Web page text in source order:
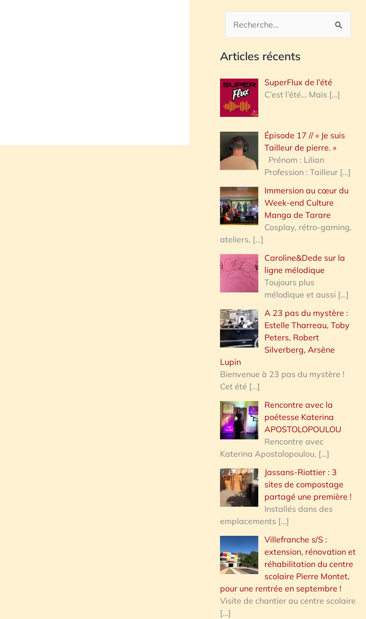
c
h
r
h
e
:
Articles récents
SuperFlux de l’été
C’est l’été… Mais […]
Épisode 17 // « Je suis
Tailleur de pierre. »
Prénom : Lilian
Profession : Tailleur […]
Immersion au cœur du
Week-end Culture
Manga de Tarare
Cosplay, rétro-gaming,
ateliers, […]
Caroline&Dede sur la
ligne mélodique
Toujours plus
mélodique et aussi […]
A 23 pas du mystère :
Estelle Tharreau, Toby
Peters, Robert
Silverberg, Arsène
Lupin
Bienvenue à 23 pas du mystère !
Cet été […]
Rencontre avec la
poétesse Katerina
APOSTOLOPOULOU
Rencontre avec
Katerina Apostolopoulou, […]
Jassans-Riottier : 3
sites de compostage
partagé une première !
Installés dans des
emplacements […]
Villefranche s/S :
extension, rénovation et
réhabilitation du centre
scolaire Pierre Montet,
pour une rentrée en septembre !
Visite de chantier au centre scolaire
[…]